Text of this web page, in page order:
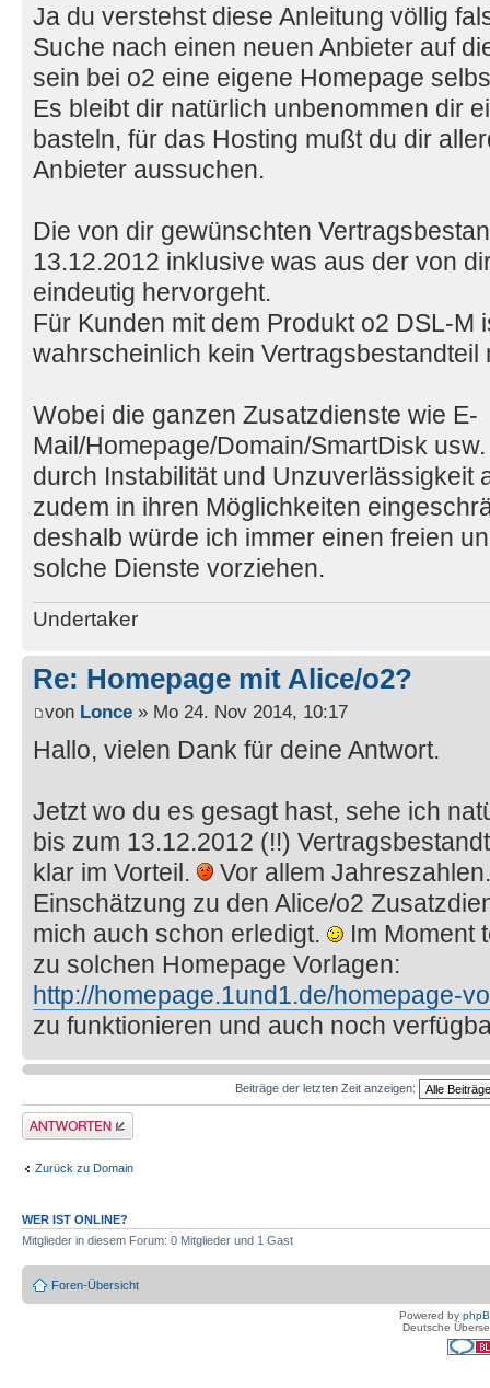
Ja du verstehst diese Anleitung völlig
Suche nach einen neuen Anbieter auf
sein bei o2 eine eigene Homepage
Es bleibt dir natürlich unbenommen dir
basteln, für das Hosting mußt du dir
Anbieter aussuchen.
Die von dir gewünschten
13.12.2012 inklusive was aus der von
eindeutig hervorgeht.
Für Kunden mit dem Produkt o2 DSL-M
wahrscheinlich kein Vertragsbestandteil
Wobei die ganzen Zusatzdienste wie E-
Mail/Homepage/Domain/SmartDisk
durch Instabilität und Unzuverlässigkeit
zudem in ihren Möglichkeiten
deshalb würde ich immer einen freien
solche Dienste vorziehen.
Undertaker
Re: Homepage mit Alice/o2?
von Lonce » Mo 24. Nov 2014, 10:17
Hallo, vielen Dank für deine Antwort.
Jetzt wo du es gesagt hast, sehe ich
bis zum 13.12.2012 (!!)
klar im Vorteil.
Vor allem
Einschätzung zu den Alice/o2
mich auch schon erledigt.
Im Moment
zu solchen Homepage Vorlagen:
http://homepage.1und1.de/homepage-
zu funktionieren und auch noch
Beiträge der letzten Zeit anzeigen:
Antwort erstellen
Zurück zu Domain
WER IST ONLINE?
Mitglieder in diesem Forum: 0 Mitglieder und 1 Gast
Foren-Übersicht
Powered by
Deutsche